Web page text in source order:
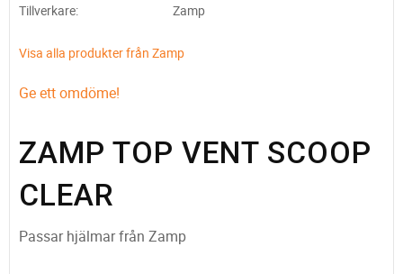
Tillverkare
Zamp
Visa alla produkter från Zamp
Ge ett omdöme!
ZAMP TOP VENT SCOOP
CLEAR
Passar hjälmar från Zamp